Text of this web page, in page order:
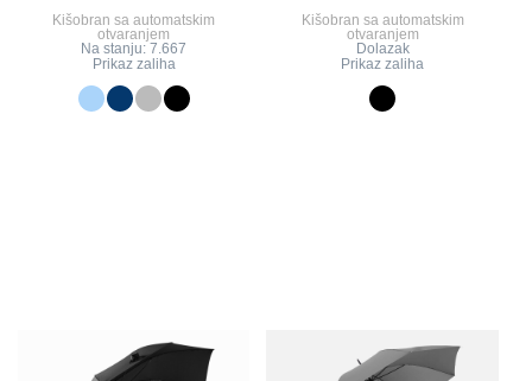
Kišobran sa automatskim
otvaranjem
Na stanju: 7.667
Prikaz zaliha
Kišobran sa automatskim
otvaranjem
Dolazak
Prikaz zaliha